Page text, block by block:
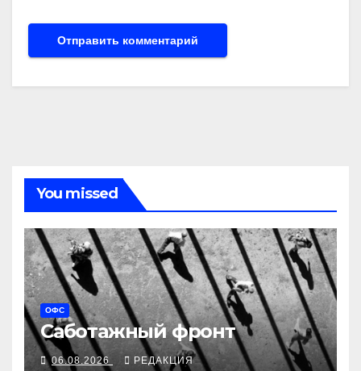
You missed
ОФС
Саботажный фронт
06.08.2026 РЕДАКЦИЯ